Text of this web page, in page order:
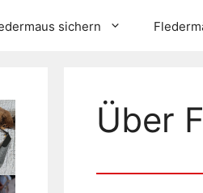
sichern
Über